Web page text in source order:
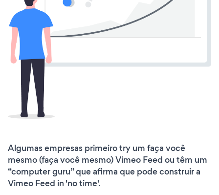
Algumas empresas primeiro try um faça você
mesmo (faça você mesmo) Vimeo Feed ou têm um
“computer guru” que afirma que pode construir a
Vimeo Feed in 'no time'.